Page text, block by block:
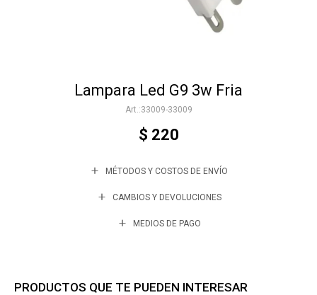
Lampara Led G9 3w Fria
33009-33009
$ 220
MÉTODOS Y COSTOS DE ENVÍO
CAMBIOS Y DEVOLUCIONES
MEDIOS DE PAGO
PRODUCTOS QUE TE PUEDEN INTERESAR